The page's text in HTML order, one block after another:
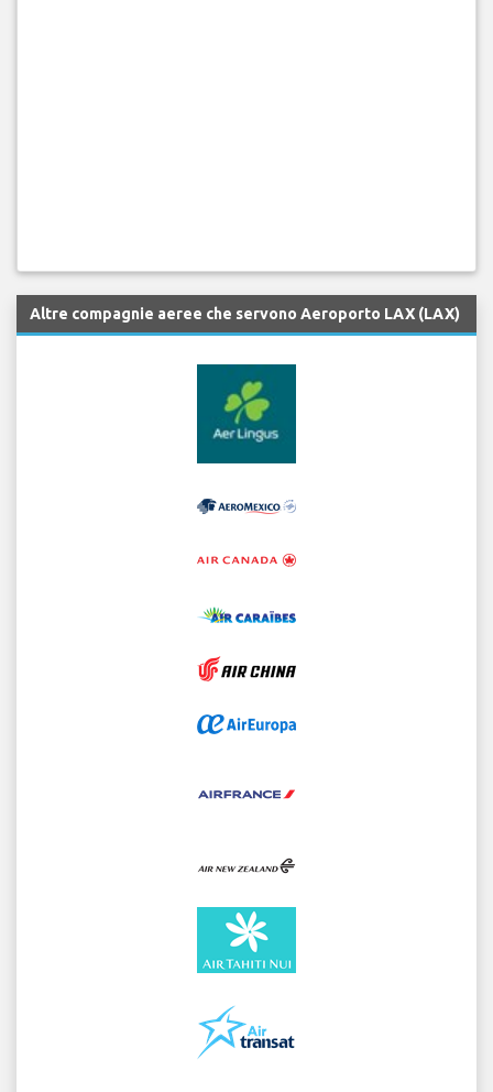
Altre compagnie aeree che servono Aeroporto LAX (LAX)